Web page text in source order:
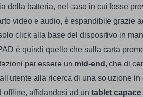
della batteria, nel caso in cui fosse
video e audio, è espandibile grazie
click alla base del dispositivo in
è quindi quello che sulla carta
per essere un mid-end , che di
alla ricerca di una soluzione in
offline, affidandosi ad un tablet